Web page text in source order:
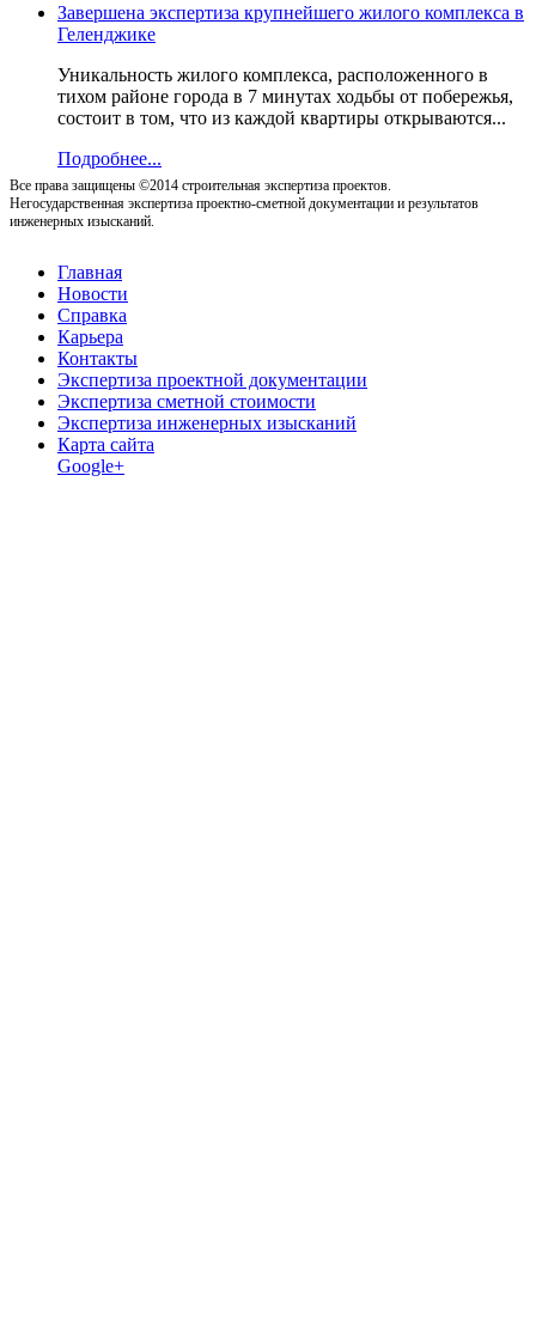
Завершена экспертиза крупнейшего жилого комплекса в
Геленджике
Уникальность жилого комплекса, расположенного в
тихом районе города в 7 минутах ходьбы от побережья,
состоит в том, что из каждой квартиры открываются...
Подробнее...
Все права защищены ©2014 строительная экспертиза проектов.
Негосударственная экспертиза проектно-сметной документации и результатов
инженерных изысканий.
Главная
Новости
Справка
Карьера
Контакты
Экспертиза проектной документации
Экспертиза сметной стоимости
Экспертиза инженерных изысканий
Карта сайта
Google+